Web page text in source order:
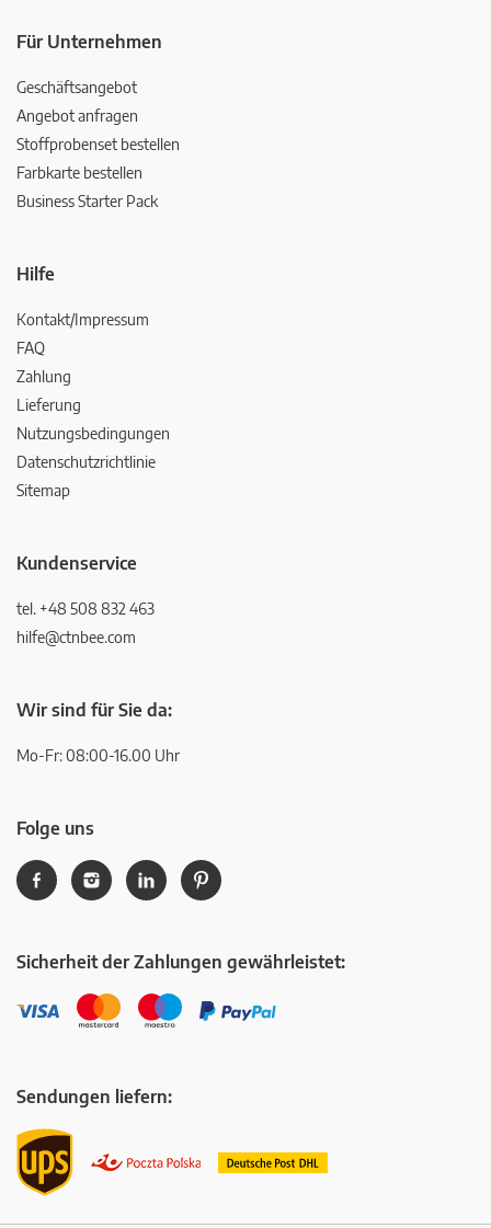
Für Unternehmen
Geschäftsangebot
Angebot anfragen
Stoffprobenset bestellen
Farbkarte bestellen
Business Starter Pack
Hilfe
Kontakt/Impressum
FAQ
Zahlung
Lieferung
Nutzungsbedingungen
Datenschutzrichtlinie
Sitemap
Kundenservice
tel. +48 508 832 463
hilfe@ctnbee.com
Wir sind für Sie da:
Mo-Fr: 08:00-16.00 Uhr
Folge uns
Sicherheit der Zahlungen gewährleistet:
Sendungen liefern: